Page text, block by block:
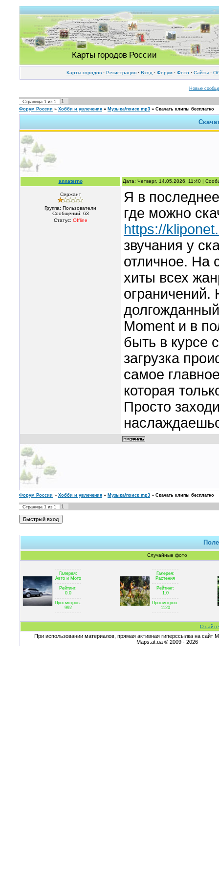
Карты городов России
Карты городов· Регистрация· Вход · Форум· Фото· Cайты·
Новые
Страница 1 из 1 1
Форум России » Хобби и увлечения » Музыка/поиск mp3 » Скачать клипы бесплатно
annaterno Дата: Четверг, 14.05.2026, 11:40 |
Сержант
Группа: Пользователи
Сообщений: 63
Статус: Offline
Я в
где можно
https://
звучания у
отличное. На
хиты всех
ограничений.
Moment и в
быть в курсе
загрузка
самое
которая
Просто
Форум России » Хобби и увлечения » Музыка/поиск mp3 » Скачать клипы бесплатно
Страница 1 из 1 1
Случайные фото
Галерея:
Авто и Мото
Рейтинг:
0.0
Просмотров:
992
Галерея:
Растения
Рейтинг:
1.0
Просмотров:
1120
О
При использовании материалов, прямая активная гиперссылка на сайт
Maps.at.ua © 2009 - 2026